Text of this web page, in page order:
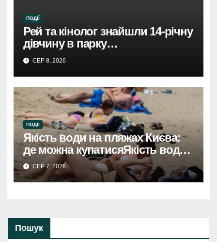
ПОДІЇ
Рей та кінолог знайшли 14-річну
дівчину в парку
Святошинського району.
СЕР 8, 2026
ПОДІЇ
Якість води на пляжах Києва:
де можна купатисяЯкість води
на пляжах Києва: безпечні
місця для купання.
СЕР 7, 2026
Пошук